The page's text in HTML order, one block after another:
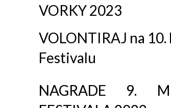
VORKY 2023
VOLONTIRAJ na
Festivalu
NAGRADE 9.